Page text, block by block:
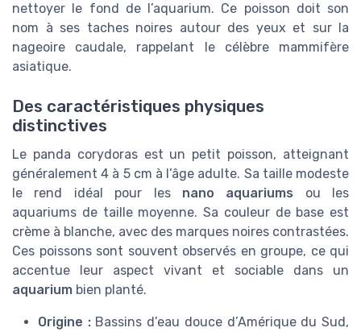
nettoyer le fond de l’aquarium. Ce poisson doit son
nom à ses taches noires autour des yeux et sur la
nageoire caudale, rappelant le célèbre mammifère
asiatique.
Des caractéristiques physiques
distinctives
Le panda corydoras est un petit poisson, atteignant
généralement 4 à 5 cm à l’âge adulte. Sa taille modeste
le rend idéal pour les nano aquariums ou les
aquariums de taille moyenne. Sa couleur de base est
crème à blanche, avec des marques noires contrastées.
Ces poissons sont souvent observés en groupe, ce qui
accentue leur aspect vivant et sociable dans un
aquarium bien planté.
Origine :Bassins d’eau douce d’Amérique du Sud,